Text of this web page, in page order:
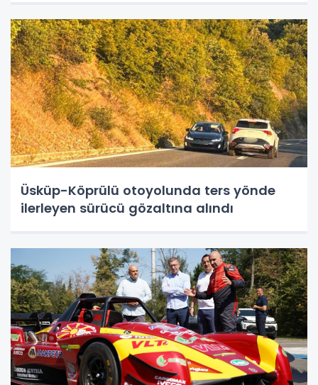
Üsküp-Köprülü otoyolunda ters yönde
ilerleyen sürücü gözaltına alındı